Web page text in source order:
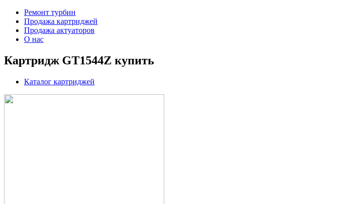
Ремонт турбин
Продажа картриджей
Продажа актуаторов
О нас
Картридж GT1544Z купить
Каталог картриджей